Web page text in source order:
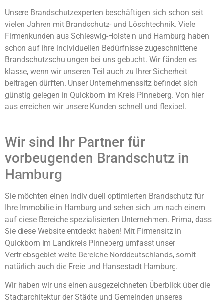
Unsere Brandschutzexperten beschäftigen sich schon seit
vielen Jahren mit Brandschutz- und Löschtechnik. Viele
Firmenkunden aus Schleswig-Holstein und Hamburg haben
schon auf ihre individuellen Bedürfnisse zugeschnittene
Brandschutzschulungen bei uns gebucht. Wir fänden es
klasse, wenn wir unseren Teil auch zu Ihrer Sicherheit
beitragen dürften. Unser Unternehmenssitz befindet sich
günstig gelegen in Quickborn im Kreis Pinneberg. Von hier
aus erreichen wir unsere Kunden schnell und flexibel.
Wir sind Ihr Partner für
vorbeugenden Brandschutz in
Hamburg
Sie möchten einen individuell optimierten Brandschutz für
Ihre Immobilie in Hamburg und sehen sich um nach einem
auf diese Bereiche spezialisierten Unternehmen. Prima, dass
Sie diese Website entdeckt haben! Mit Firmensitz in
Quickborn im Landkreis Pinneberg umfasst unser
Vertriebsgebiet weite Bereiche Norddeutschlands, somit
natürlich auch die Freie und Hansestadt Hamburg.
Wir haben wir uns einen ausgezeichneten Überblick über die
Stadtarchitektur der Städte und Gemeinden unseres